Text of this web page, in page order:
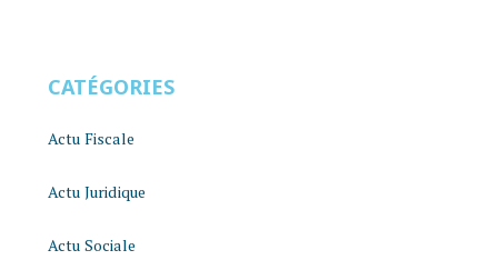
CATÉGORIES
Actu Fiscale
Actu Juridique
Actu Sociale